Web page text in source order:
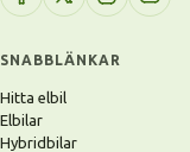
SNABBLÄNKAR
Hitta elbil
Elbilar
Hybridbilar